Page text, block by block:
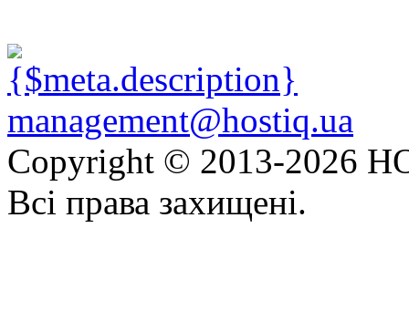
management@hostiq.ua
Copyright © 2013-2026
Всі права захищені.